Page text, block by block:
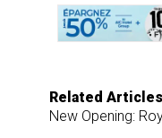
o
o
k
Related Articles
New Opening: